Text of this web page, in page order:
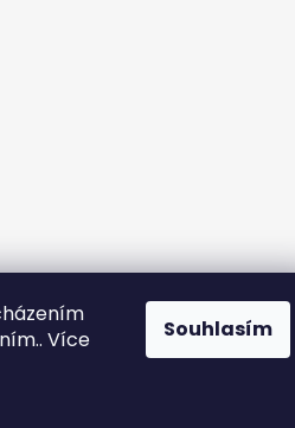
Více
Souhlasím